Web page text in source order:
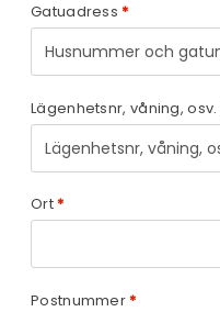
Gatuadress *
Lägenhetsnr, våning, osv.
Ort*
Postnummer*